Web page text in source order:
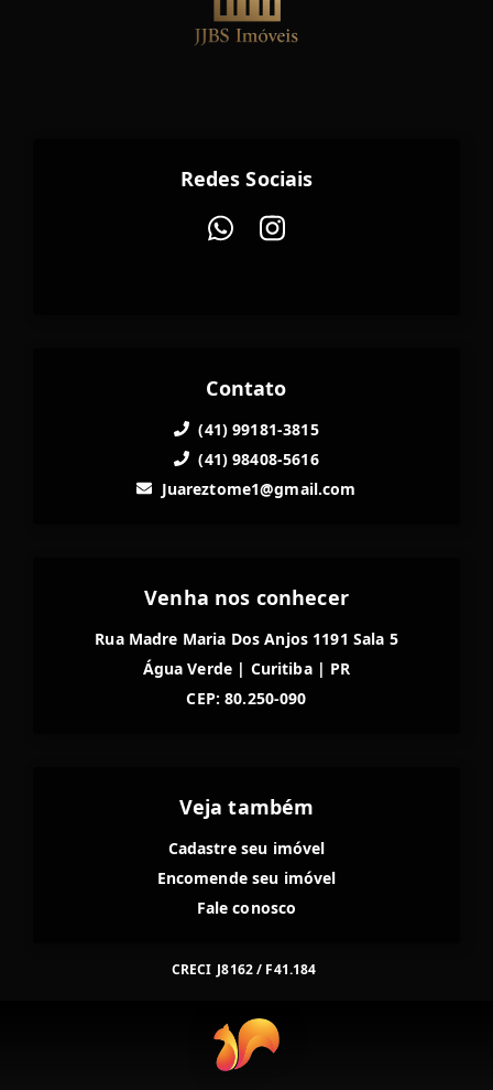
Redes Sociais
Contato
(41) 99181-3815
(41) 98408-5616
Juareztome1@gmail.com
Venha nos conhecer
Rua Madre Maria Dos Anjos 1191 Sala 5
Água Verde | Curitiba | PR
CEP: 80.250-090
Veja também
Cadastre seu imóvel
Encomende seu imóvel
Fale conosco
CRECI J8162 / F41.184